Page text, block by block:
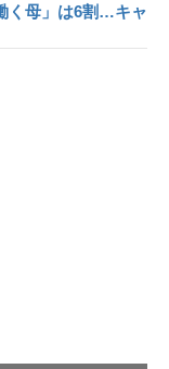
く母」は6割…キャ